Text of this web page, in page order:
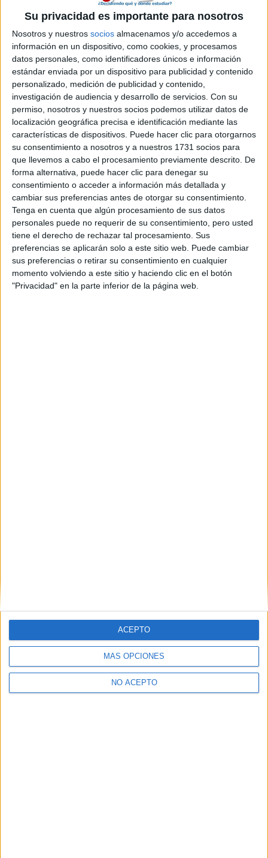
Su privacidad es importante para nosotros
Nosotros y nuestros socios almacenamos y/o accedemos a
información en un dispositivo, como cookies, y procesamos
datos personales, como identificadores únicos e información
estándar enviada por un dispositivo para publicidad y contenido
personalizado, medición de publicidad y contenido,
investigación de audiencia y desarrollo de servicios. Con su
permiso, nosotros y nuestros socios podemos utilizar datos de
localización geográfica precisa e identificación mediante las
características de dispositivos. Puede hacer clic para otorgarnos
su consentimiento a nosotros y a nuestros 1731 socios para
que llevemos a cabo el procesamiento previamente descrito. De
forma alternativa, puede hacer clic para denegar su
consentimiento o acceder a información más detallada y
cambiar sus preferencias antes de otorgar su consentimiento.
Tenga en cuenta que algún procesamiento de sus datos
personales puede no requerir de su consentimiento, pero usted
tiene el derecho de rechazar tal procesamiento. Sus
preferencias se aplicarán solo a este sitio web. Puede cambiar
sus preferencias o retirar su consentimiento en cualquier
momento volviendo a este sitio y haciendo clic en el botón
"Privacidad" en la parte inferior de la página web.
MÁS OPCIONES
NO ACEPTO
ACEPTO
Sobre ti
Soy:*
Chico
Chica
¿En qué año terminas (o terminaste) bachillerato o FP?
Soy estudiante de:*
Términos y Condiciones de Uso
Aceptolos Términos y Condicionesde uso*
Y como regalo de agradecimiento, por registrarte te daremos
gratis una copia de nuestro ebook con 100 consejos para tu
primer año de universidad